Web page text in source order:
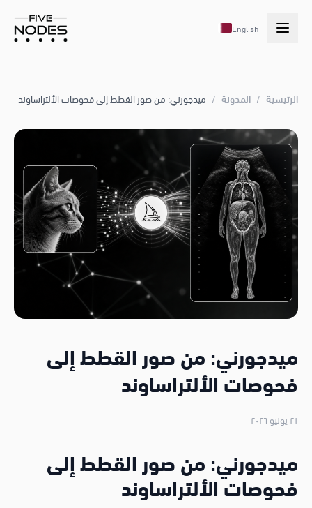
English
الرئيسية / المدونة / ميدجورني: من صور القطط إلى فحوصات الألتراساوند
ميدجورني: من صور القطط إلى
فحوصات الألتراساوند
٢١ يونيو ٢٠٢٦
ميدجورني: من صور القطط إلى
فحوصات الألتراساوند